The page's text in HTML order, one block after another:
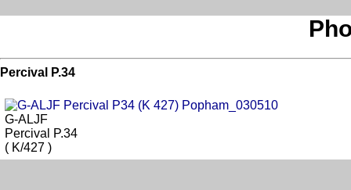
Percival P.34
G-ALJF
Percival P.34
( K/427 )